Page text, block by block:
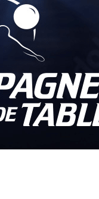
Exporter les lignes
Exporter toutes les
Exporter
Menu
Images de la page
Cliquez pour éditer